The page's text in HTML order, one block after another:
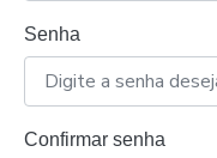
Senha
Confirmar senha